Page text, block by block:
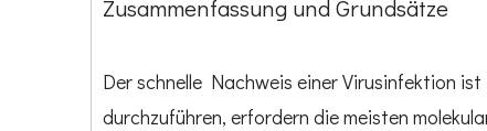
Zusammenfassung und Grundsätze
Der schnelle Nachweis einer Virusinfektion
durchzuführen, erfordern die meisten